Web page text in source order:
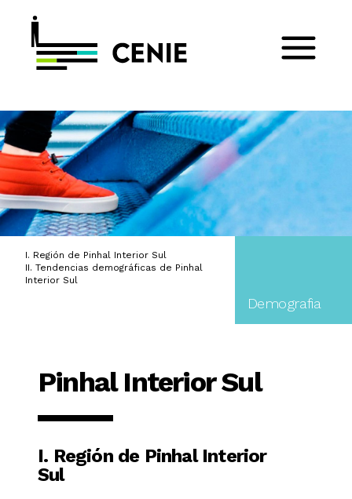
I. Región de Pinhal Interior Sul
II. Tendencias demográficas de Pinhal
Interior Sul
Demografia
Pinhal Interior Sul
I. Región de Pinhal Interior
Sul